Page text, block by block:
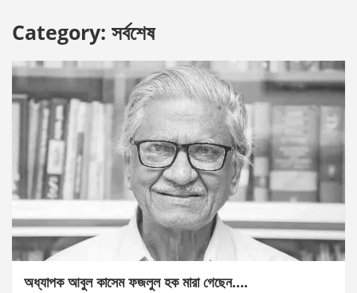
Category: সর্বশেষ
অধ্যাপক আবুল কাসেম ফজলুল হক মারা গেছেন….